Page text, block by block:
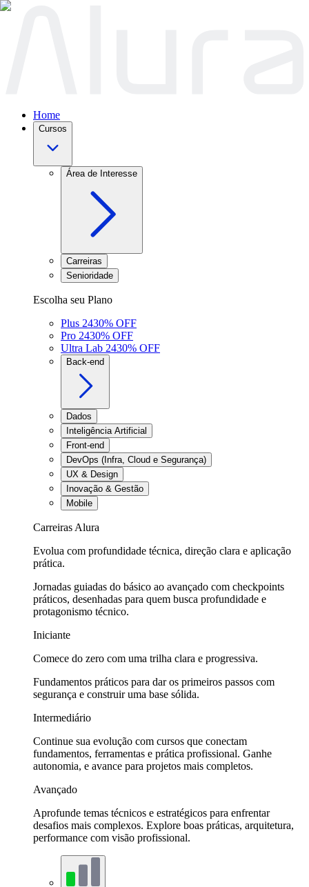
Home
Cursos
Área de Interesse
Carreiras
Senioridade
Escolha seu Plano
Plus 2430% OFF
Pro 2430% OFF
Ultra Lab 2430% OFF
Back-end
Dados
Inteligência Artificial
Front-end
DevOps (Infra, Cloud e Segurança)
UX & Design
Inovação & Gestão
Mobile
Carreiras Alura
Evolua com profundidade técnica, direção clara e aplicação
prática.
Jornadas guiadas do básico ao avançado com checkpoints
práticos, desenhadas para quem busca profundidade e
protagonismo técnico.
Iniciante
Comece do zero com uma trilha clara e progressiva.
Fundamentos práticos para dar os primeiros passos com
segurança e construir uma base sólida.
Intermediário
Continue sua evolução com cursos que conectam
fundamentos, ferramentas e prática profissional. Ganhe
autonomia, e avance para projetos mais completos.
Avançado
Aprofunde temas técnicos e estratégicos para enfrentar
desafios mais complexos. Explore boas práticas, arquitetura,
performance com visão profissional.